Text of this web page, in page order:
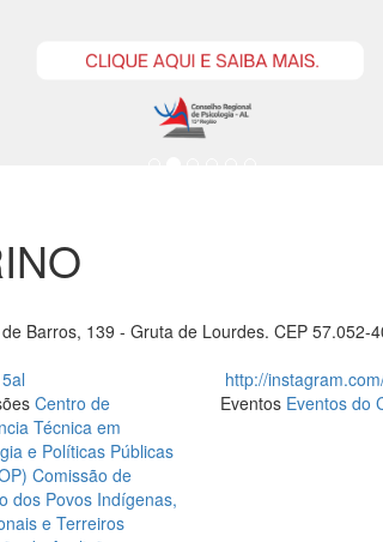
Barros, 139 - Gruta de Lourdes. CEP 57.052-
http://
Centro de
Técnica em
e Políticas Públicas
Comissão de
dos Povos Indígenas,
e Terreiros
Eventos Eventos do